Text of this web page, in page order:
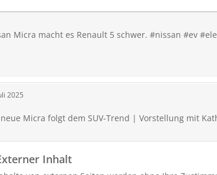
Micra macht es Renault 5 schwer. #nissan #ev
2025
Micra folgt dem SUV-Trend | Vorstellung mit
Inhalt